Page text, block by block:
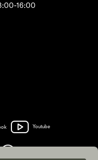
16:00
Youtube